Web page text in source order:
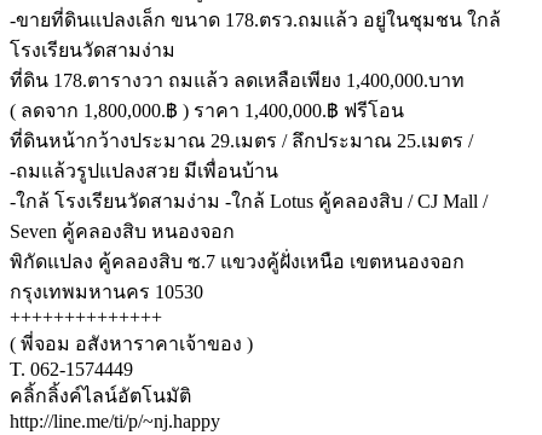
-ขายที่ดินแปลงเล็ก ขนาด 178.ตรว.ถมแล้ว อยู่ในชุมชน ใกล้
โรงเรียนวัดสามง่าม
ที่ดิน 178.ตารางวา ถมแล้ว ลดเหลือเพียง 1,400,000.บาท
( ลดจาก 1,800,000.฿ ) ราคา 1,400,000.฿ ฟรีโอน
ที่ดินหน้ากว้างประมาณ 29.เมตร / ลึกประมาณ 25.เมตร /
-ถมแล้วรูปแปลงสวย มีเพื่อนบ้าน
-ใกล้ โรงเรียนวัดสามง่าม -ใกล้ Lotus คู้คลองสิบ / CJ Mall /
Seven คู้คลองสิบ หนองจอก
พิกัดแปลง คู้คลองสิบ ซ.7 แขวงคู้ฝั่งเหนือ เขตหนองจอก
กรุงเทพมหานคร 10530
++++++++++++++
( พี่จอม อสังหาราคาเจ้าของ )
T. 062-1574449
คลิ้กลิ้งค์ไลน์อัตโนมัติ
http://line.me/ti/p/~nj.happy